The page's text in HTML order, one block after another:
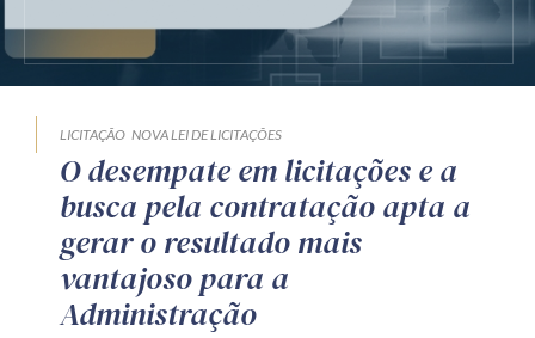
LICITAÇÃO NOVA LEI DE LICITAÇÕES
O desempate em licitações e a
busca pela contratação apta a
gerar o resultado mais
vantajoso para a
Administração